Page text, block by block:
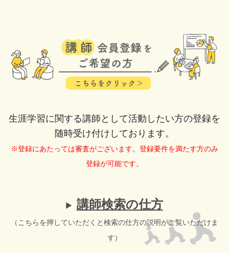
生涯学習に関する講師として活動したい方の登録を
随時受け付けしております。
※登録にあたっては審査がございます。登録要件を満たす方のみ
登録が可能です。
講師検索の仕方
（こちらを押していただくと検索の仕方の説明がご覧いただけま
す）